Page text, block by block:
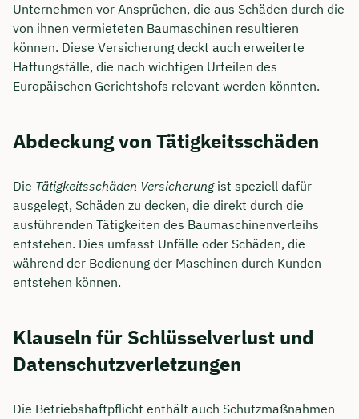
Unternehmen vor Ansprüchen, die aus Schäden durch die
von ihnen vermieteten Baumaschinen resultieren
können. Diese Versicherung deckt auch erweiterte
Haftungsfälle, die nach wichtigen Urteilen des
Europäischen Gerichtshofs relevant werden könnten.
Abdeckung von Tätigkeitsschäden
Die Tätigkeitsschäden Versicherungist speziell dafür
ausgelegt, Schäden zu decken, die direkt durch die
ausführenden Tätigkeiten des Baumaschinenverleihs
entstehen. Dies umfasst Unfälle oder Schäden, die
während der Bedienung der Maschinen durch Kunden
entstehen können.
Klauseln für Schlüsselverlust und
Datenschutzverletzungen
Die Betriebshaftpflicht enthält auch Schutzmaßnahmen